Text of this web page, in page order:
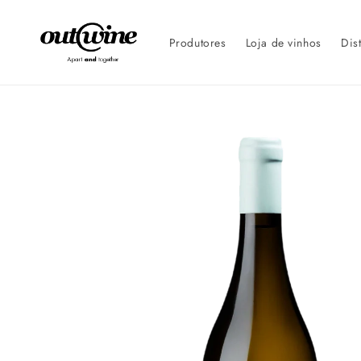
conteúdo
Produtores Loja de vinhos